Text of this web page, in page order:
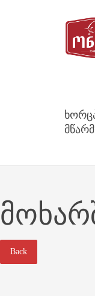
Back